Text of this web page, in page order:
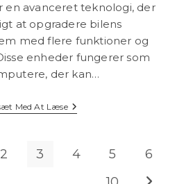
en avanceret teknologi, der
at opgradere bilens
med flere funktioner og
enheder fungerer som
der kan…
Med At LæseHvad
Er
Til
Biler?
page
2 3 4 5
6